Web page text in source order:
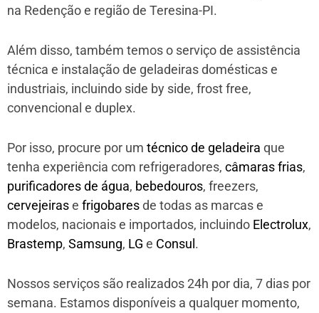
na Redenção e região de Teresina-PI.
Além disso, também temos o serviço de assistência
técnica e instalação de geladeiras domésticas e
industriais, incluindo side by side, frost free,
convencional e duplex.
Por isso, procure por um técnico de geladeira que
tenha experiência com refrigeradores, câmaras frias,
purificadores de água, bebedouros, freezers,
cervejeirase frigobaresde todas as marcas e
modelos, nacionais e importados, incluindo Electrolux,
Brastemp, Samsung, LG e Consul .
Nossos serviços são realizados 24h por dia, 7 dias por
semana. Estamos disponíveis a qualquer momento,